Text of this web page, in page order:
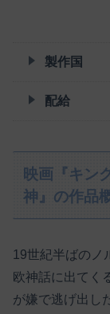
製作国
配給
映画『キン
神』の作品
19世紀半ばのノ
欧神話に出てく
が嫌で逃げ出し